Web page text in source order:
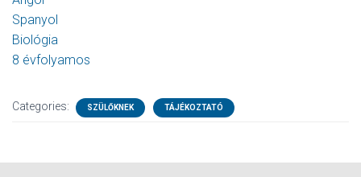
Spanyol
Biológia
8 évfolyamos
Categories: SZÜLŐKNEK TÁJÉKOZTATÓ